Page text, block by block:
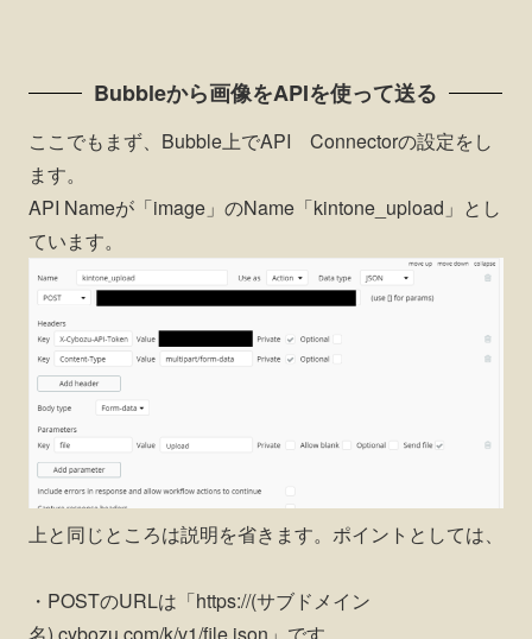
Bubbleから画像をAPIを使って送る
ここでもまず、Bubble上でAPI Connectorの設定をし
ます。
API Nameが「image」のName「kintone_upload」とし
ています。
上と同じところは説明を省きます。ポイントとしては、
・POSTのURLは「https://(サブドメイン